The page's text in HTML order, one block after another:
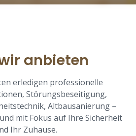
anbieten
erledigen professionelle
Störungsbeseitigung,
Altbausanierung –
mit Fokus auf Ihre Sicherheit
Ihr Zuhause.